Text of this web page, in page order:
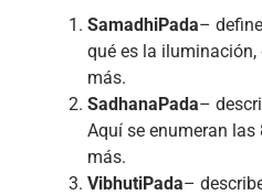
SamadhiPada–
qué es la iluminación,
más.
SadhanaPada–
Aquí se enumeran
más.
VibhutiPada–